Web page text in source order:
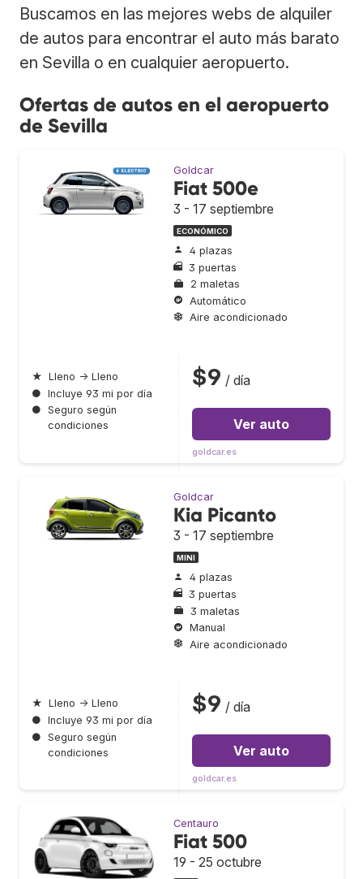
Buscamos en las mejores webs de alquiler
de autos para encontrar el auto más barato
en Sevilla o en cualquier aeropuerto.
Ofertas de autos en el aeropuerto
de Sevilla
Goldcar
Fiat 500e
3 - 17 septiembre
ECONÓMICO
4 plazas
3 puertas
2 maletas
Automático
Aire acondicionado
★ Lleno → Lleno
● Incluye 93 mi por día
● Seguro según
condiciones
$9 / día
Ver auto
goldcar.es
Goldcar
Kia Picanto
3 - 17 septiembre
MINI
4 plazas
3 puertas
3 maletas
Manual
Aire acondicionado
★ Lleno → Lleno
● Incluye 93 mi por día
● Seguro según
condiciones
$9 / día
Ver auto
goldcar.es
Centauro
Fiat 500
19 - 25 octubre